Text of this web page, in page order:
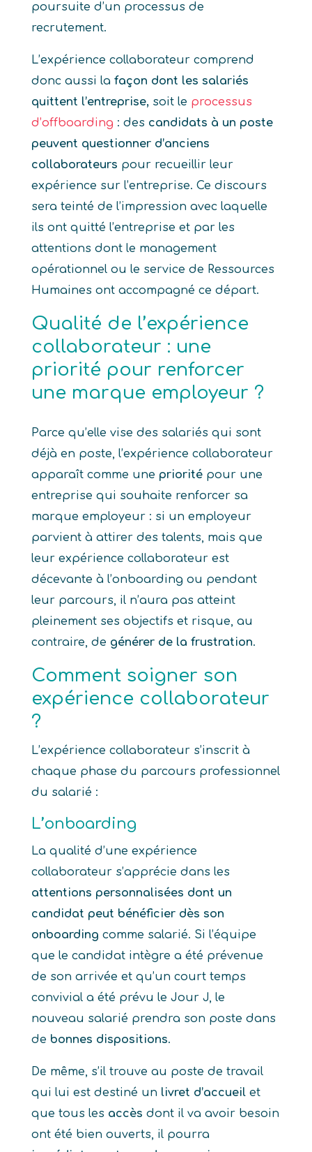
poursuite d’un processus de
recrutement.
L’expérience collaborateur comprend
donc aussi la façon dont les salariés
quittent l’entreprise, soit le processus
d’offboarding : des candidats à un poste
peuvent questionner d’anciens
collaborateurs pour recueillir leur
expérience sur l’entreprise. Ce discours
sera teinté de l’impression avec laquelle
ils ont quitté l’entreprise et par les
attentions dont le management
opérationnel ou le service de Ressources
Humaines ont accompagné ce départ.
Qualité de l’expérience
collaborateur : une
priorité pour renforcer
une marque employeur ?
Parce qu’elle vise des salariés qui sont
déjà en poste, l’expérience collaborateur
apparaît comme une prioritépour une
entreprise qui souhaite renforcer sa
marque employeur : si un employeur
parvient à attirer des talents, mais que
leur expérience collaborateur est
décevante à l’onboarding ou pendant
leur parcours, il n’aura pas atteint
pleinement ses objectifs et risque, au
contraire, de générer de la frustration.
Comment soigner son
expérience collaborateur
?
L’expérience collaborateur s’inscrit à
chaque phase du parcours professionnel
du salarié :
L’onboarding
La qualité d’une expérience
collaborateur s’apprécie dans les
attentions personnalisées dont un
candidat peut bénéficier dès son
onboarding comme salarié. Si l’équipe
que le candidat intègre a été prévenue
de son arrivée et qu’un court temps
convivial a été prévu le Jour J, le
nouveau salarié prendra son poste dans
de bonnes dispositions.
De même, s’il trouve au poste de travail
qui lui est destiné un livret d’accueil et
que tous les accès dont il va avoir besoin
ont été bien ouverts, il pourra